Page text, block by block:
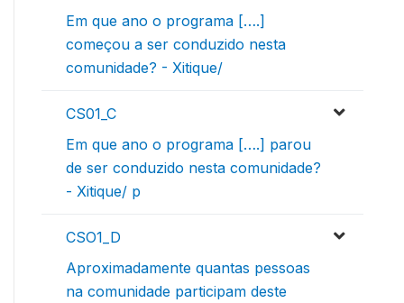
Em que ano o programa [….]
começou a ser conduzido nesta
comunidade? - Xitique/
CS01_C
Em que ano o programa [….] parou
de ser conduzido nesta comunidade?
- Xitique/ p
CSO1_D
Aproximadamente quantas pessoas
na comunidade participam deste